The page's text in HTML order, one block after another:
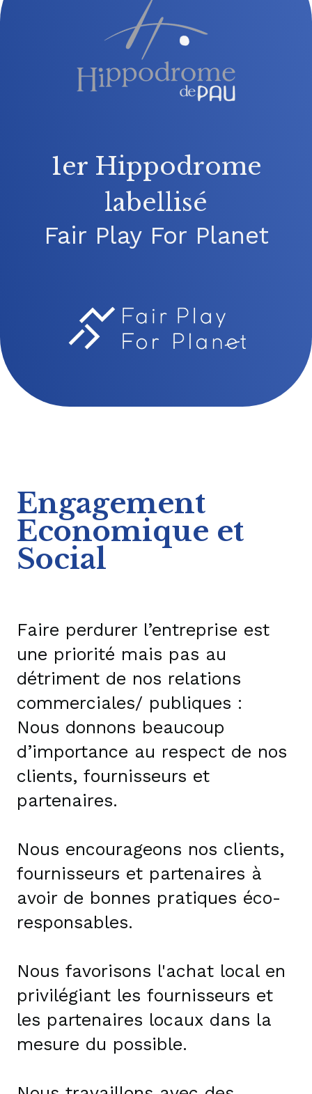
1er Hippodrome
labellisé
Fair Play For Planet
Engagement
Economique et
Social
Faire perdurer l’entreprise est
une priorité mais pas au
détriment de nos relations
commerciales/ publiques :
Nous donnons beaucoup
d’importance au respect de nos
clients, fournisseurs et
partenaires.
Nous encourageons nos clients,
fournisseurs et partenaires à
avoir de bonnes pratiques éco-
responsables.
Nous favorisons l'achat local en
privilégiant les fournisseurs et
les partenaires locaux dans la
mesure du possible.